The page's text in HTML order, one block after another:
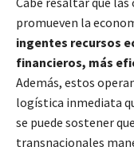
promueven la
ingentes recursos
financieros, más
Además, estos
logística inmediata
se puede sostener
transnacionales